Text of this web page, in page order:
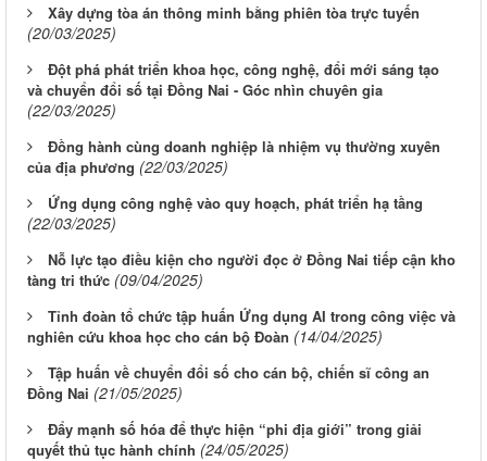
Xây dựng tòa án thông minh bằng phiên tòa trực tuyến
(20/03/2025)
Đột phá phát triển khoa học, công nghệ, đổi mới sáng tạo
và chuyển đổi số tại Đồng Nai - Góc nhìn chuyên gia
(22/03/2025)
Đồng hành cùng doanh nghiệp là nhiệm vụ thường xuyên
của địa phương (22/03/2025)
Ứng dụng công nghệ vào quy hoạch, phát triển hạ tầng
(22/03/2025)
Nỗ lực tạo điều kiện cho người đọc ở Đồng Nai tiếp cận kho
tàng tri thức (09/04/2025)
Tỉnh đoàn tổ chức tập huấn Ứng dụng AI trong công việc và
nghiên cứu khoa học cho cán bộ Đoàn (14/04/2025)
Tập huấn về chuyển đổi số cho cán bộ, chiến sĩ công an
Đồng Nai (21/05/2025)
Đẩy mạnh số hóa để thực hiện “phi địa giới” trong giải
quyết thủ tục hành chính (24/05/2025)